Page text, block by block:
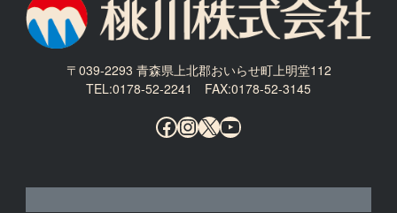
〒039-2293 青森県上北郡おいらせ町上明堂112
TEL:0178-52-2241 FAX:0178-52-3145
Facebook
Instagram
X YouTube